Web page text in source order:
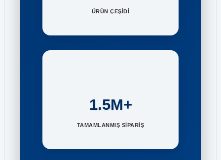
ÜRÜN ÇEŞİDİ
1.5M+
TAMAMLANMIŞ SİPARİŞ